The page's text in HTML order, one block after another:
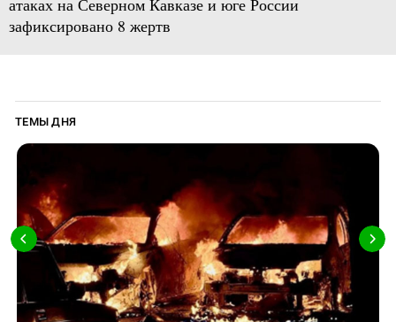
атаках на Северном Кавказе и юге России
зафиксировано 8 жертв
ТЕМЫ ДНЯ